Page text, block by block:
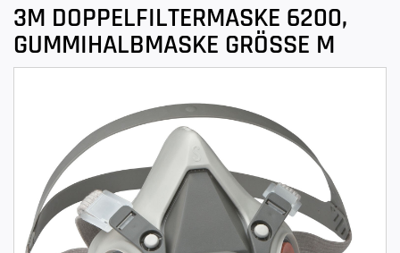
3M DOPPELFILTERMASKE 6200,
GUMMIHALBMASKE GRÖSSE M